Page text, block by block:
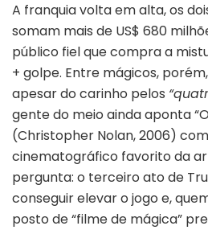
A franquia volta em alta, os
somam mais de US$ 680
público fiel que compra a
+ golpe. Entre mágicos,
apesar do carinho pelos
gente do meio ainda aponta
(Christopher Nolan, 2006)
cinematográfico favorito da
pergunta: o terceiro ato de
conseguir elevar o jogo e,
posto de “filme de mágica”